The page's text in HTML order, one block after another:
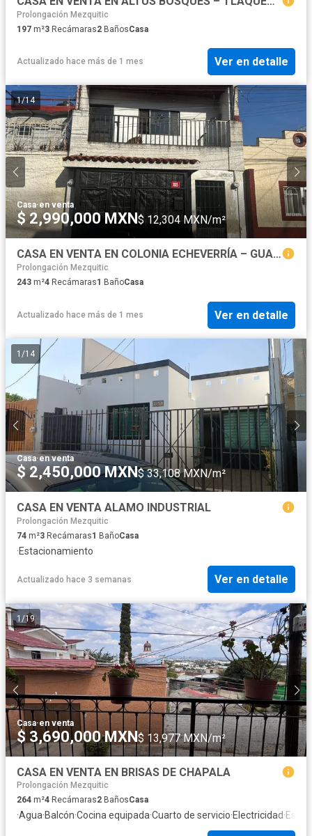
Prolongación Mezquitic
197 m²3 Recámaras2 BañosCasa
Actualizado hace más de 1 mes Ver en detalle
1/14
Casa·en venta
$ 2,990,000 MXN$ 12,304 MXN/m²
CASA EN VENTA EN COLONIA ECHEVERRÍA – GUADALAJARA
Prolongación Mezquitic
243 m²4 Recámaras1 BañoCasa
Actualizado hace más de 1 mes Ver en detalle
1 /14
Casa·en venta
$ 2,450,000 MXN$ 33,108 MXN/m²
CASA EN VENTA ALAMO INDUSTRIAL
Prolongación Mezquitic
74 m²3 Recámaras1 BañoCasa
·Estacionamiento
Actualizado hace 3 semanas Ver en detalle
1 /19
Casa·en venta
$ 3,690,000 MXN$ 13,977 MXN/m²
CASA EN VENTA EN BRISAS DE CHAPALA
Prolongación Mezquitic
264 m²4 Recámaras2 BañosCasa
·Agua·Balcón·Cocina equipada·Cuarto de servicio·Electricidad·